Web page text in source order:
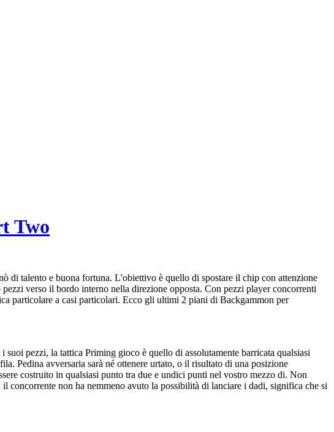
Two
di talento e buona fortuna. L'obiettivo è quello di spostare il chip con attenzione
verso il bordo interno nella direzione opposta. Con pezzi player concorrenti
particolare a casi particolari. Ecco gli ultimi 2 piani di Backgammon per
pezzi, la tattica Priming gioco è quello di assolutamente barricata qualsiasi
Pedina avversaria sarà né ottenere urtato, o il risultato di una posizione
costruito in qualsiasi punto tra due e undici punti nel vostro mezzo di. Non
non ha nemmeno avuto la possibilità di lanciare i dadi, significa che si